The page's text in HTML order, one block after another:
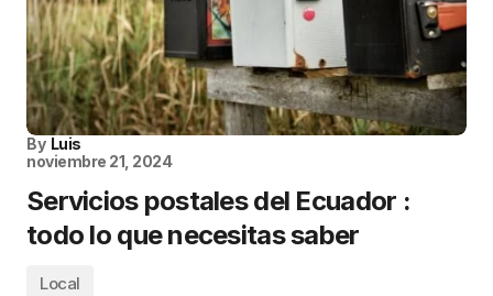
By Luis
noviembre 21, 2024
Servicios postales del Ecuador :
todo lo que necesitas saber
Local